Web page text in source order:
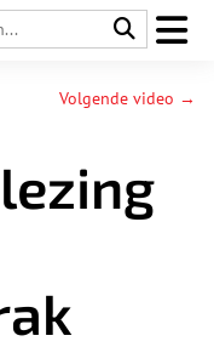
Volgende video →